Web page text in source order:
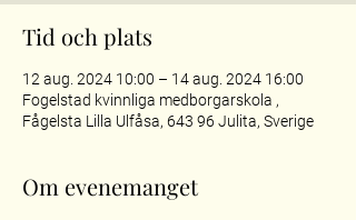
Tid och plats
12 aug. 2024 10:00 – 14 aug. 2024 16:00
Fogelstad kvinnliga medborgarskola ,
Fågelsta Lilla Ulfåsa, 643 96 Julita, Sverige
Om evenemanget